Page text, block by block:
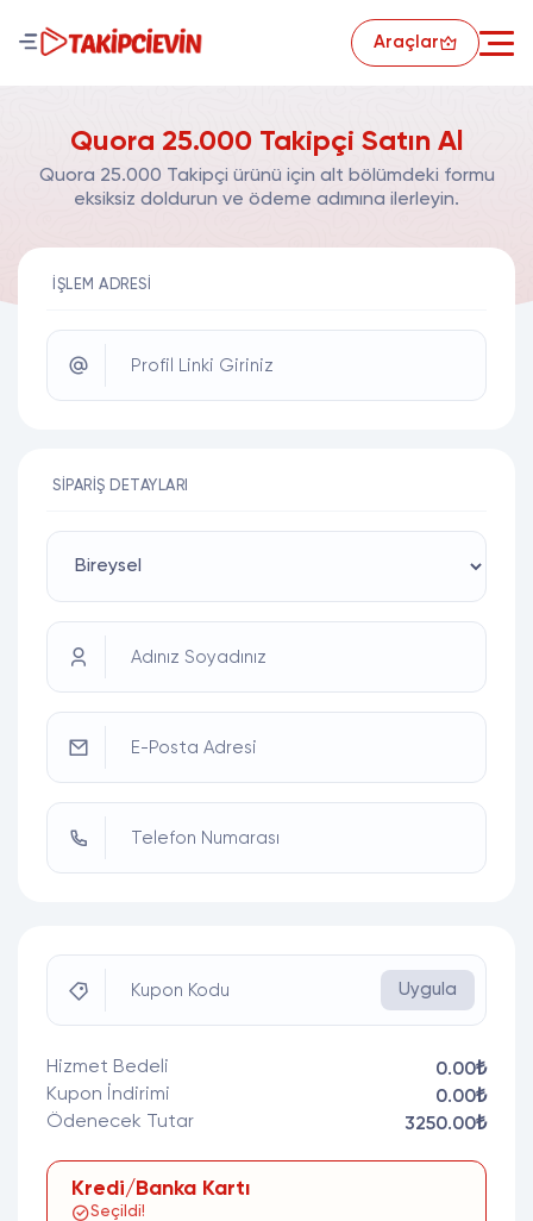
Araçlar
Quora 25.000 Takipçi Satın Al
Quora 25.000 Takipçi ürünü için alt bölümdeki formu
eksiksiz doldurun ve ödeme adımına ilerleyin.
İŞLEM ADRESI
Profil Linki Giriniz
SIPARIŞ DETAYLARI
Adınız Soyadınız
E-Posta Adresi
Telefon Numarası
Kupon Kodu Uygula
Hizmet Bedeli
0.00₺
Kupon İndirimi
0.00₺
Ödenecek Tutar
3250.00₺
Kredi/Banka Kartı
Seçildi!